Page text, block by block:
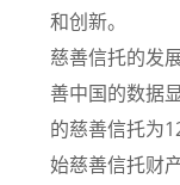
和创新。
慈善信托的发
善中国的数据
的慈善信托为
始慈善信托财